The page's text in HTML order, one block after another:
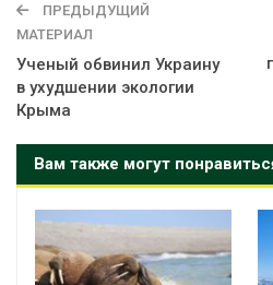
ПРЕДЫДУЩИЙ
МАТЕРИАЛ
Ученый обвинил Украину
в ухудшении экологии
Крыма
Вам также могут